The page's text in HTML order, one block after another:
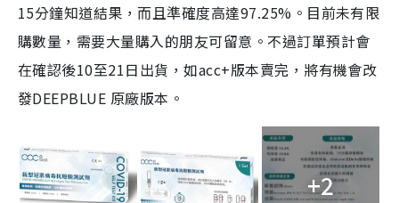
15分鐘知道結果，而且準確度高達97.25%。目前未有限
購數量，需要大量購入的朋友可留意。不過訂單預計會
在確認後10至21日出貨，如acc+版本賣完，將有機會改
發DEEPBLUE 原廠版本。
+2